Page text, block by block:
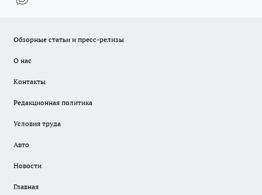
Обзорные статьи и пресс-релизы
О нас
Контакты
Редакционная политика
Условия труда
Авто
Новости
Главная